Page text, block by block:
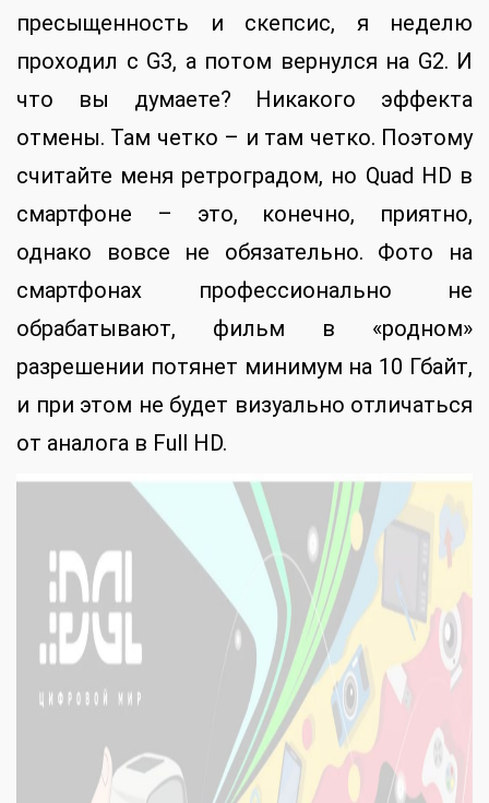
пресыщенность и скепсис, я неделю
проходил с G3, а потом вернулся на G2. И
что вы думаете? Никакого эффекта
отмены. Там четко – и там четко. Поэтому
считайте меня ретроградом, но Quad HD в
смартфоне – это, конечно, приятно,
однако вовсе не обязательно. Фото на
смартфонах профессионально не
обрабатывают, фильм в «родном»
разрешении потянет минимум на 10 Гбайт,
и при этом не будет визуально отличаться
от аналога в Full HD.